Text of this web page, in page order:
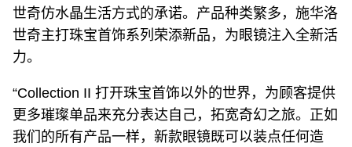
世奇仿水晶生活方式的承诺。产品种类繁多，施华洛
世奇主打珠宝首饰系列荣添新品，为眼镜注入全新活
力。
“Collection II 打开珠宝首饰以外的世界，为顾客提供
更多璀璨单品来充分表达自己，拓宽奇幻之旅。正如
我们的所有产品一样，新款眼镜既可以装点任何造